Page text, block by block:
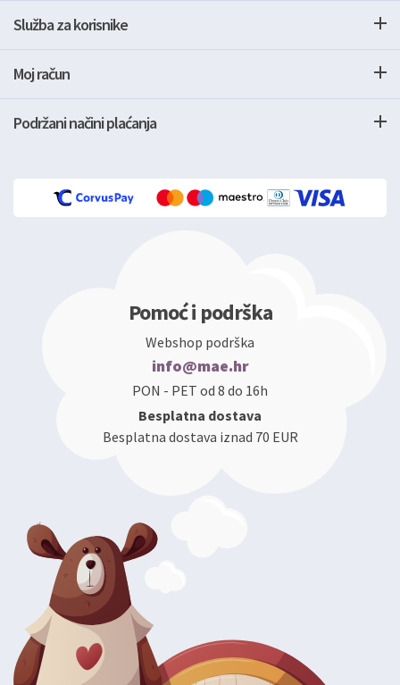
Služba za korisnike
Moj račun
Podržani načini plaćanja
Pomoć i podrška
Webshop podrška
info@mae.hr
PON - PET od 8 do 16h
Besplatna dostava
Besplatna dostava iznad 70 EUR